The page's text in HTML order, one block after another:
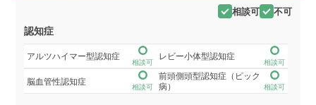
相談可 不可
認知症
アルツハイマー型認知症
相談可
レビー小体型認知症
相談可
脳血管性認知症
相談可
前頭側頭型認知症（ピック
病）
相談可